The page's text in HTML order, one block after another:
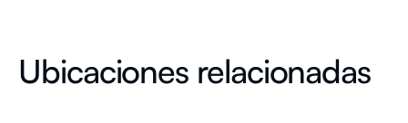
Ubicaciones relacionadas